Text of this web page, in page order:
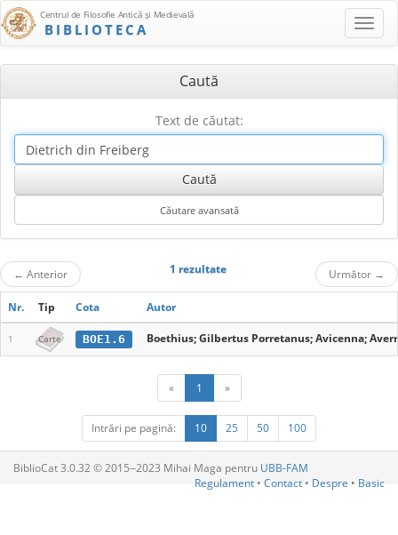
Centrul de Filosofie Antică şi Medievală
BIBLIOTECA
Caută
Text de căutat:
← Anterior 1 rezultate Următor →
Nr. Tip Cota Autor
1 Carte BOE1.6 Boethius; Gilbertus Porretanus; Avicenna;
« 1 »
Intrări pe pagină: 10 25 50 100
BiblioCat 3.0.32 © 2015‒2023 Mihai Maga pentru UBB-FAM
Regulament • Contact • Despre • Basic